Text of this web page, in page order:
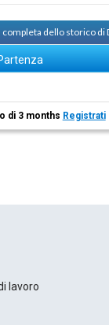
dello storico di
di 3 months Registrati
lavoro